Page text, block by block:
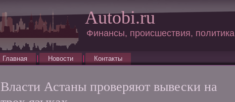
Autobi.ru
Финансы, происшествия, политика
Главная Новости Контакты
Власти Астаны проверяют вывески на